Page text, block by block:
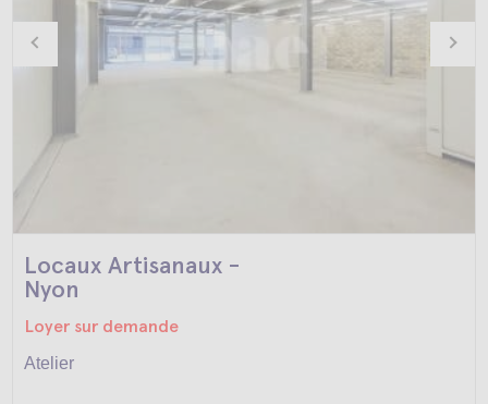
Locaux Artisanaux -
Nyon
Loyer sur demande
Atelier